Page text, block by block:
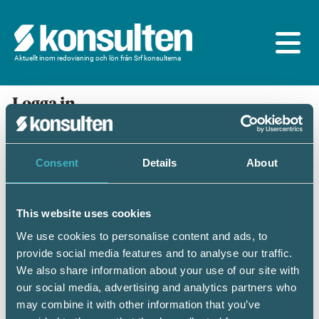
Consent Details About
This website uses cookies
We use cookies to personalise content and ads, to
provide social media features and to analyse our traffic.
We also share information about your use of our site with
our social media, advertising and analytics partners who
may combine it with other information that you’ve
Aktuellt inom redovisning och lön från Srf konsulterna
Logga in
En prenumeration ingår för dig som är
medlem/ansluten till Srf konsulterna. Du loggar in
med BankID eller samma lösenord som du har på
Mobilt BankID
Personnummer(ÅÅÅÅMMDDNNNN)